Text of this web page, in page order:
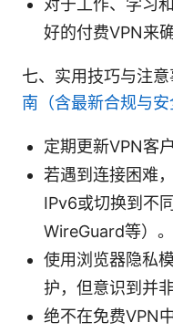
好的付费VPN来
七、实用技巧与注
南（含最新合规与安
定期更新VPN客
若遇到连接困难
IPv6或切换到不
WireGuard等）。
使用浏览器隐私
护，但意识到并
绝不在免费VPN